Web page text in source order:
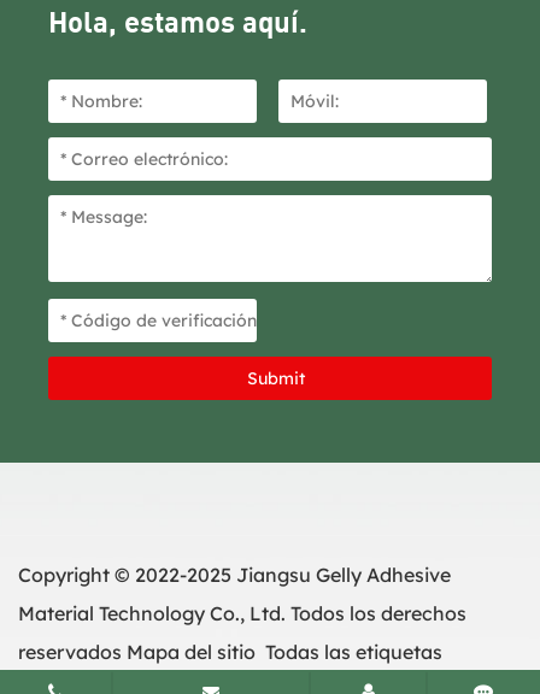
Hola, estamos aquí.
Copyright © 2022-2025 Jiangsu Gelly Adhesive
Material Technology Co., Ltd. Todos los derechos
reservados Mapa del sitio Todas las etiquetas